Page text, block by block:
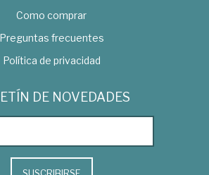
Como comprar
Preguntas frecuentes
Política de privacidad
DE NOVEDADES